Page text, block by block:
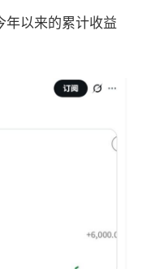
年以来的累计收益